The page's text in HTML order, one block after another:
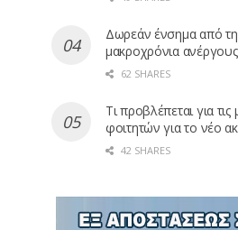
Δωρεάν ένσημα από
μακροχρόνια ανέργους
62 SHARES
Τι προβλέπεται για
φοιτητών για το νέο
42 SHARES